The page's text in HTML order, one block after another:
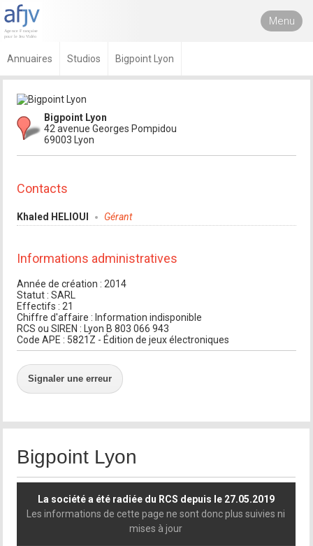
Menu
Annuaires Studios Bigpoint Lyon
Bigpoint Lyon
42 avenue Georges Pompidou
69003 Lyon
Contacts
Khaled HELIOUI Gérant
Informations administratives
Année de création : 2014
Statut : SARL
Effectifs : 21
Chiffre d'affaire : Information indisponible
RCS ou SIREN : Lyon B 803 066 943
Code APE : 5821Z - Édition de jeux électroniques
Signaler une erreur
Bigpoint Lyon
La société a été radiée du RCS depuis le 27.05.2019
Les informations de cette page ne sont donc plus suivies ni
mises à jour